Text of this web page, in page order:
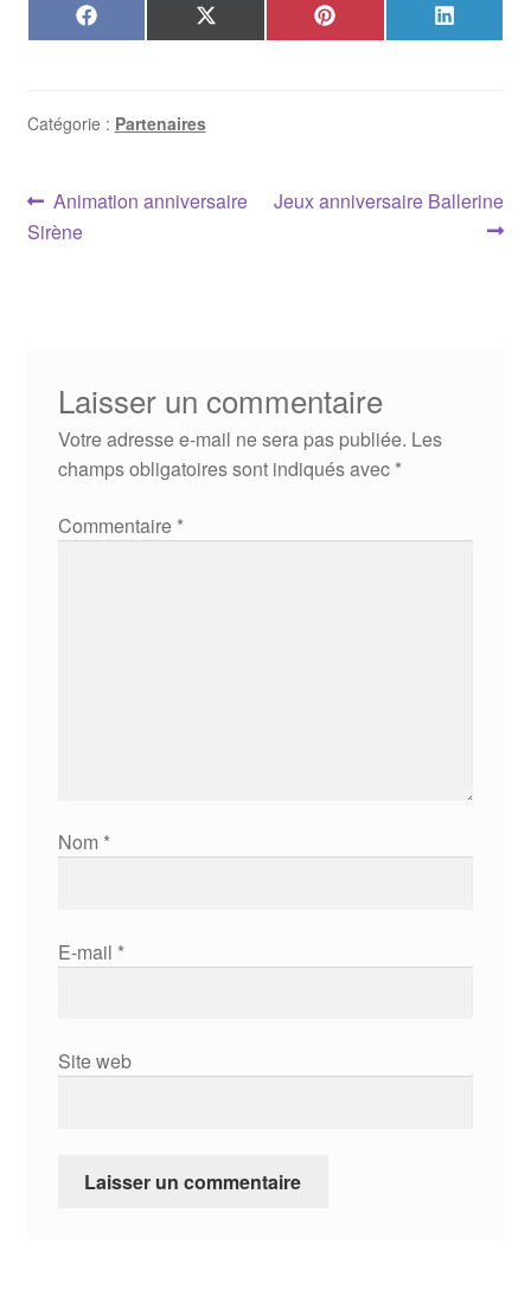
Share
on
F
a
o
o
Share
on
X
(
)
Share
on
P
i
Share
on
L
i
Catégorie : Partenaires
Navigation
de
Article
précédent :
Animation anniversaire
Sirène
Article
Jeux anniversaire Ballerine
Laisser un commentaire
Votre adresse e-mail ne sera pas publiée. Les
champs obligatoires sont indiqués avec *
Commentaire *
Nom *
E-mail *
Site web